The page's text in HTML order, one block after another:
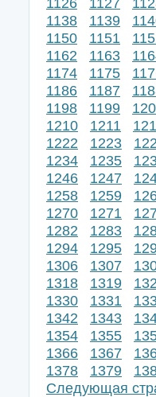
1138
1139
1150
1151
1162
1163
1174
1175
1186
1187
1198
1199
1210
1211
1222
1223
1234
1235
1246
1247
1258
1259
1270
1271
1282
1283
1294
1295
1306
1307
1318
1319
1330
1331
1342
1343
1354
1355
1366
1367
1378
1379
Следующая